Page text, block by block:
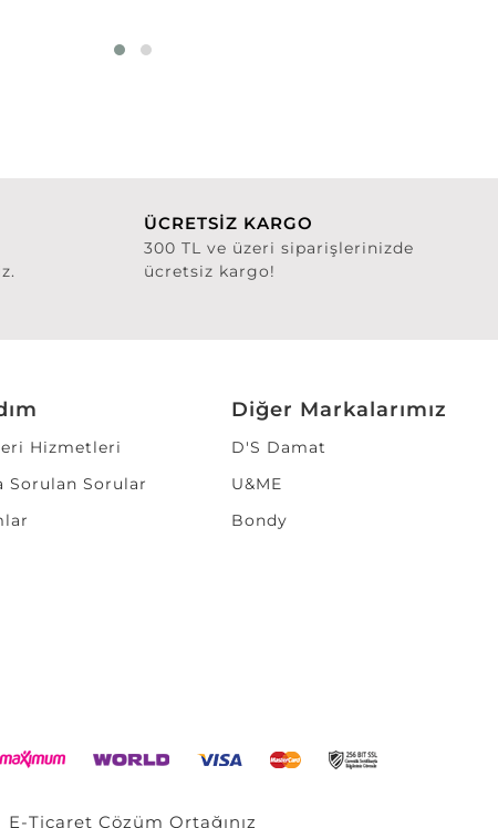
ÜCRETSİZ KARGO
300 TL ve üzeri siparişlerinizde
ücretsiz kargo!
Hizmetleri
Sorulan Sorular
Diğer Markalarımız
D'S Damat
U&ME
Bondy
E-Ticaret Çözüm Ortağınız